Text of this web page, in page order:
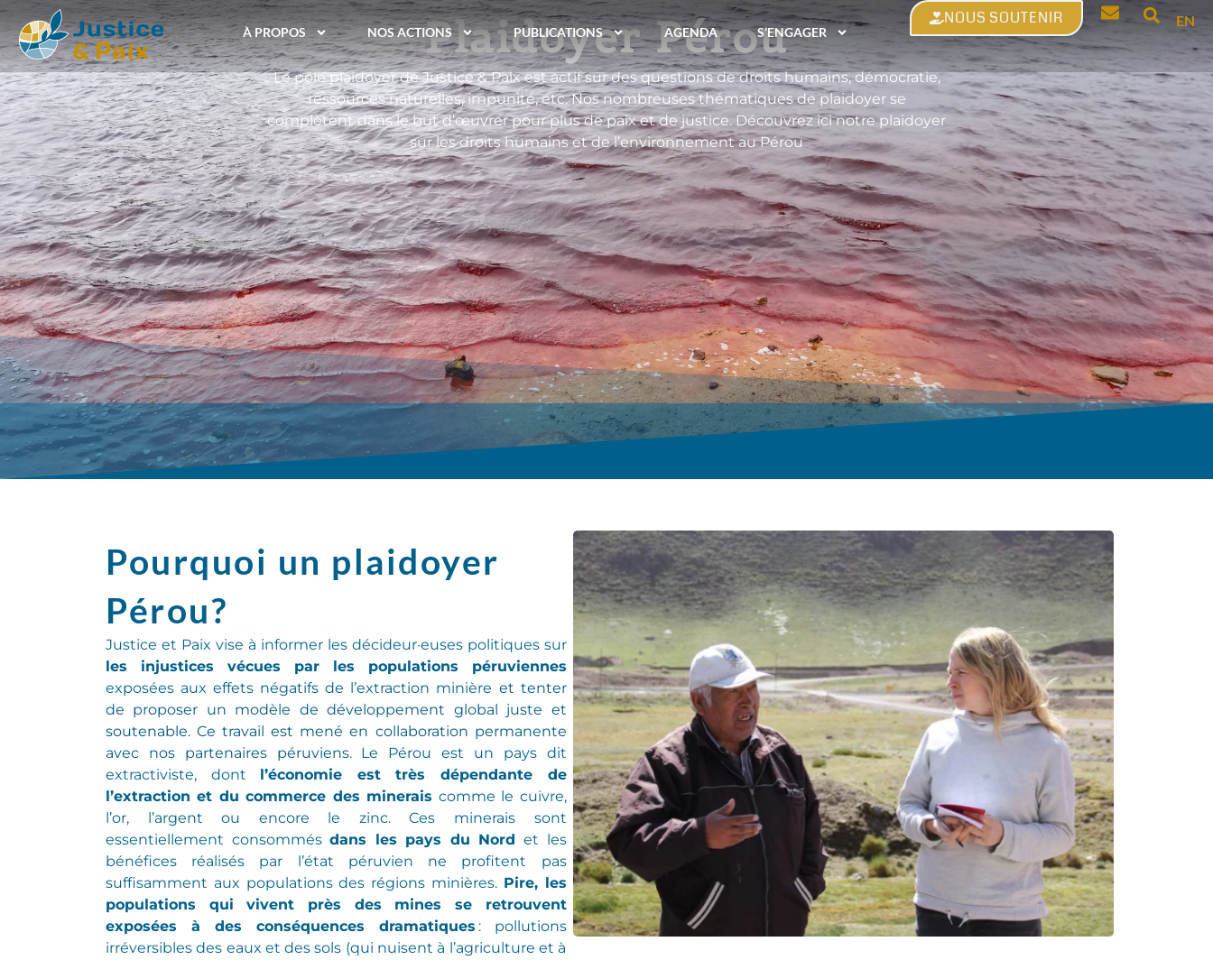
À PROPOS NOS ACTIONS PUBLICATIONS AGENDA S’ENGAGER
NOUS SOUTENIR EN
Plaidoyer Pérou
Le pôle plaidoyer de Justice & Paix est actif sur des questions de droits humains, démocratie,
ressources naturelles, impunité, etc. Nos nombreuses thématiques de plaidoyer se
complètent dans le but d’œuvrer pour plus de paix et de justice. Découvrez ici notre plaidoyer
sur les droits humains et de l’environnement au Pérou
Pourquoi un plaidoyer
Pérou?
Justice et Paix vise à informer les décideur·eusespolitiques sur
les injustices vécues par les populations péruviennes
exposées aux effets négatifs de l’extraction minière et tenter
de proposer un modèle de développement global juste et
soutenable. Ce travail est mené en collaboration permanente
avec nos partenaires péruviens.
Le Pérou est un pays dit
extractiviste, dont l’économie est très dépendante de
l’extraction et du commerce des minerais comme le cuivre,
l’or, l’argent ou encore le zinc.Ces minerais sont
essentiellement consommésdans les pays du Nord et les
bénéfices réalisés par l’état péruvien ne profitent pas
suffisamment aux populations des régions minières. Pire, les
populations qui vivent près des mines se retrouvent
exposées à des conséquences dramatiques : pollutions
irréversibles des eaux et des sols (qui nuisent à l’agriculture et à